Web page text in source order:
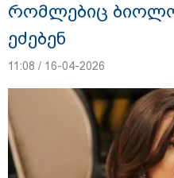
"სანაპირო
წვიმა" - გარემოს
გაფრთხილება:
ველოდოთ ელჭექს,
რომლებიც
ეძებენ
11:08 / 16-04-2026